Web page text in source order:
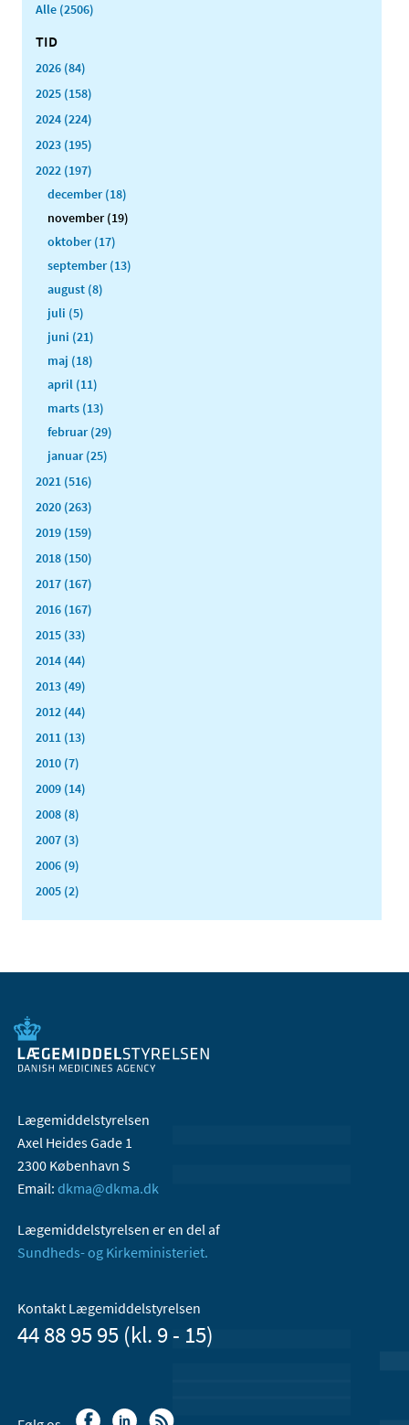
Alle (2506)
TID
2026 (84)
2025 (158)
2024 (224)
2023 (195)
2022 (197)
december (18)
november (19)
oktober (17)
september (13)
august (8)
juli (5)
juni (21)
maj (18)
april (11)
marts (13)
februar (29)
januar (25)
2021 (516)
2020 (263)
2019 (159)
2018 (150)
2017 (167)
2016 (167)
2015 (33)
2014 (44)
2013 (49)
2012 (44)
2011 (13)
2010 (7)
2009 (14)
2008 (8)
2007 (3)
2006 (9)
2005 (2)
Lægemiddelstyrelsen
Axel Heides Gade 1
2300 København S
Email: dkma@dkma.dk
Lægemiddelstyrelsen er en del af
Sundheds- og Kirkeministeriet.
Kontakt Lægemiddelstyrelsen
44 88 95 95 (kl. 9 - 15)